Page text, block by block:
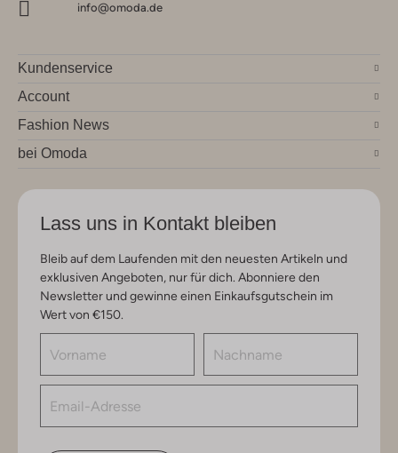
info@omoda.de
Kundenservice
Account
Fashion News
bei Omoda
Lass uns in Kontakt bleiben
Bleib auf dem Laufenden mit den neuesten Artikeln und
exklusiven Angeboten, nur für dich. Abonniere den
Newsletter und gewinne einen Einkaufsgutschein im
Wert von €150.